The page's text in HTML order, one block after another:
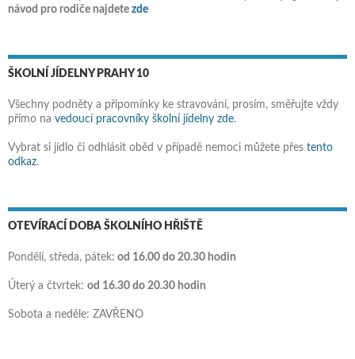
návod pro rodiče najdete zde
ŠKOLNÍ JÍDELNY PRAHY 10
Všechny podněty a připomínky ke stravování, prosím, směřujte vždy
přímo na vedoucí pracovníky školní jídelny zde.
Vybrat si jídlo či odhlásit oběd v případě nemoci můžete přes tento
odkaz.
OTEVÍRACÍ DOBA ŠKOLNÍHO HŘIŠTĚ
Pondělí, středa, pátek: od 16.00 do 20.30 hodin
Úterý a čtvrtek: od 16.30 do 20.30 hodin
Sobota a neděle: ZAVŘENO